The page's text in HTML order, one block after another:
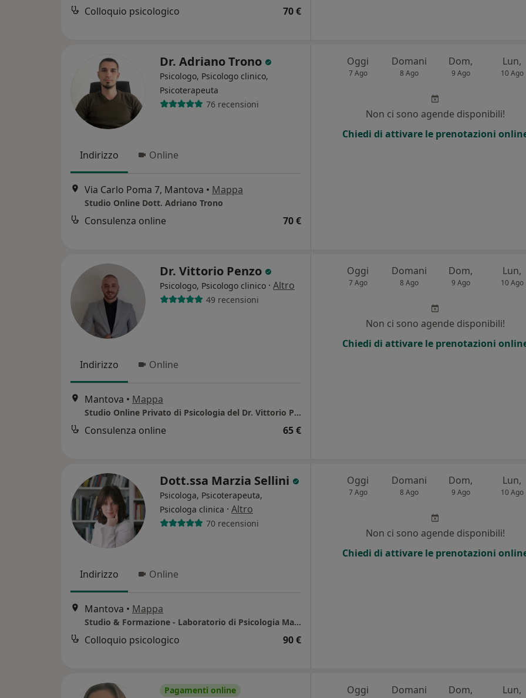
Colloquio psicologico 70 €
Dr. Adriano Trono
Psicologo, Psicologo clinico,
Psicoterapeuta
76 recensioni
Indirizzo Online
Via Carlo Poma 7, Mantova • Mappa
Studio Online Dott. Adriano Trono
Consulenza online 70 €
Oggi
7 Ago
Domani
8 Ago
Dom,
9 Ago
Lun,
10 Ago
Non ci sono agende disponibili!
Chiedi di attivare le prenotazioni
Dr. Vittorio Penzo
Psicologo, Psicologo clinico · Altro
49 recensioni
Indirizzo Online
Mantova • Mappa
Studio Online Privato di Psicologia del Dr. Vittorio Penzo
Consulenza online 65 €
Oggi
7 Ago
Domani
8 Ago
Dom,
9 Ago
Lun,
10 Ago
Non ci sono agende disponibili!
Chiedi di attivare le prenotazioni
Dott.ssa Marzia Sellini
Psicologa, Psicoterapeuta,
Psicologa clinica · Altro
70 recensioni
Indirizzo Online
Mantova • Mappa
Studio & Formazione - Laboratorio di Psicologia Mantova Dott.ssa Sellini
Colloquio psicologico 90 €
Oggi
7 Ago
Domani
8 Ago
Dom,
9 Ago
Lun,
10 Ago
Non ci sono agende disponibili!
Chiedi di attivare le prenotazioni
Pagamenti online Oggi Domani Dom, Lun,